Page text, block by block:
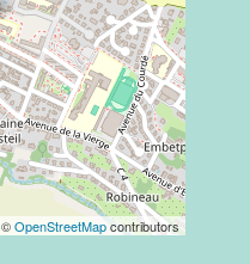
©OpenStreetMapcontributors